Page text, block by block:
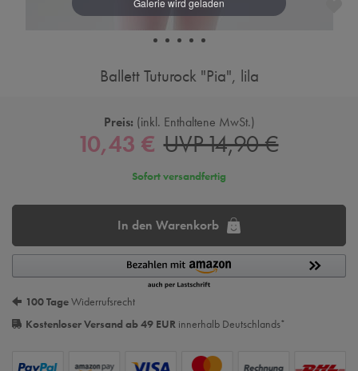
Ballett Tuturock "Pia", lila
Preis: inkl. Enthaltene MwSt.
UVP 14,90 €
10,43 €
Sofort versandfertig
In den Warenkorb
100 TageWiderrufsrecht
Kostenloser Versand ab 49 EUR innerhalb Deutschlands*